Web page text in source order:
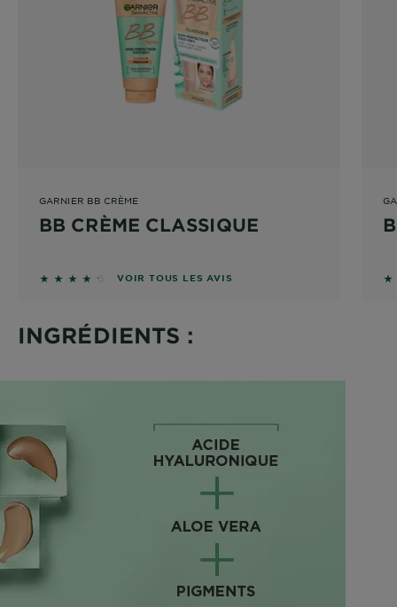
GARNIER BB CRÈME
BB CRÈME CLASSIQUE
4.1667 sur 5 étoiles basé sur les avis
VOIR TOUS LES AVIS
INGRÉDIENTS :